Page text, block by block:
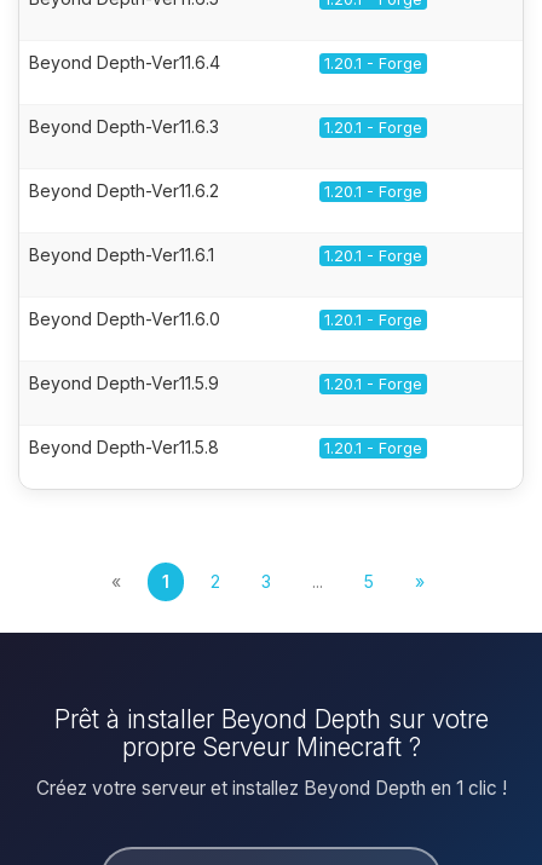
Beyond Depth-Ver11.6.4 1.20.1 - Forge
Beyond Depth-Ver11.6.3 1.20.1 - Forge
Beyond Depth-Ver11.6.2 1.20.1 - Forge
Beyond Depth-Ver11.6.1 1.20.1 - Forge
Beyond Depth-Ver11.6.0 1.20.1 - Forge
Beyond Depth-Ver11.5.9 1.20.1 - Forge
Beyond Depth-Ver11.5.8 1.20.1 - Forge
« 1 2 3 ... 5 »
Prêt à installer Beyond Depth sur votre
propre Serveur Minecraft ?
Créez votre serveur et installez Beyond Depth en 1 clic !